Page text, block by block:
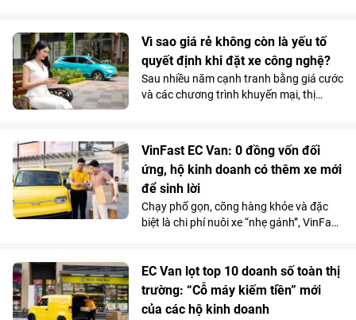
lược hồi sức cá thể hóa, hạn chế tối đa
các can thiệp xâm lấn nguy hiểm.
Vì sao giá rẻ không còn là yếu tố
quyết định khi đặt xe công nghệ?
Sau nhiều năm cạnh tranh bằng giá cước
và các chương trình khuyến mại, thị
lệch giá giữa các nền tảng ngày càng thu
hẹp, người dùng có xu hướng quan tâm
nhiều hơn đến những yếu tố như thời
gian xe đón, chất lượng phương tiện hay
sự ổn định của dịch vụ.
VinFast EC Van: 0 đồng vốn đối
ứng, hộ kinh doanh có thêm xe mới
để sinh lời
Chạy phố gọn, cõng hàng khỏe và đặc
biệt là chi phí nuôi xe “nhẹ gánh”, VinFast
EC Van lọt top 10 doanh số toàn thị
trường: “Cỗ máy kiếm tiền” mới
của các hộ kinh doanh